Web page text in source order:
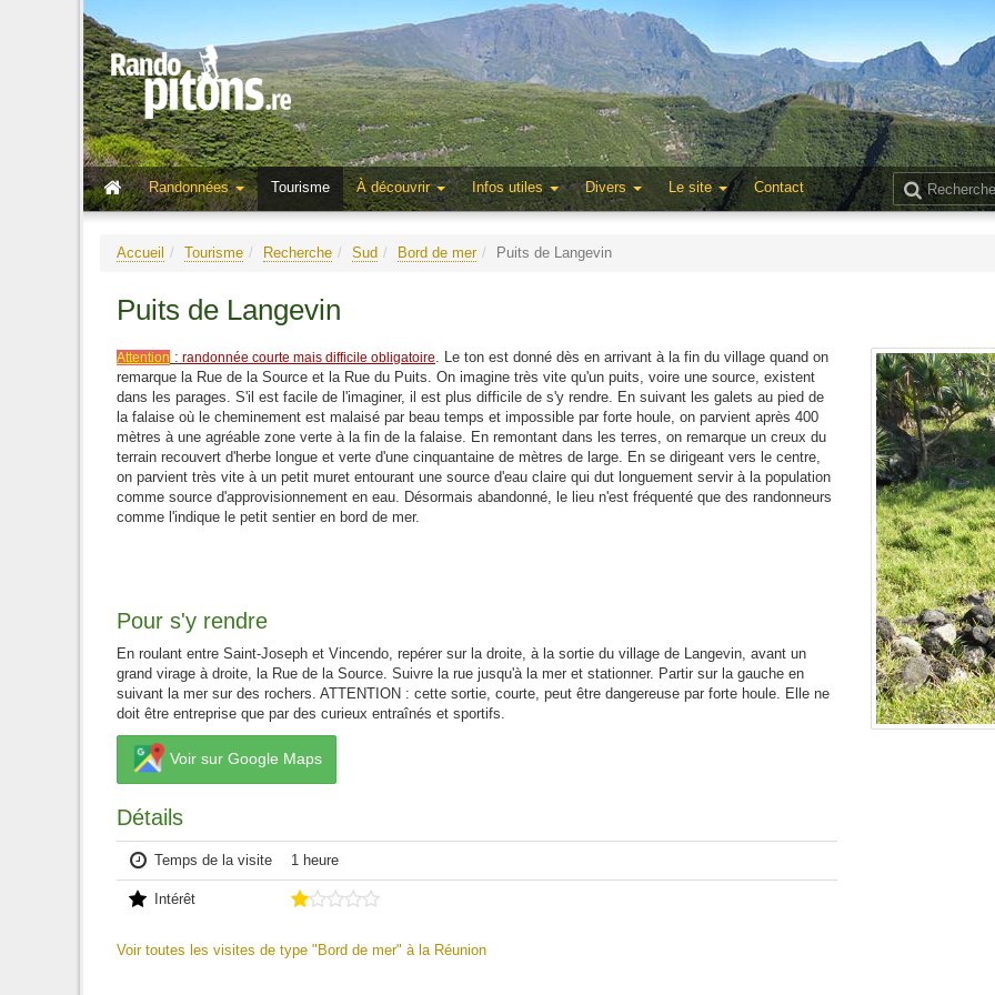
Randonnées
Tourisme À découvrir Infos utiles Divers Le site Contact
Accueil Tourisme Recherche Sud Bord de mer Puits de Langevin
Puits de Langevin
Attention : randonnée courte mais difficile obligatoire. Le ton est donné dès en arrivant à la fin du village quand on
remarque la Rue de la Source et la Rue du Puits. On imagine très vite qu'un puits, voire une source, existent
dans les parages. S'il est facile de l'imaginer, il est plus difficile de s'y rendre. En suivant les galets au pied de
la falaise où le cheminement est malaisé par beau temps et impossible par forte houle, on parvient après 400
mètres à une agréable zone verte à la fin de la falaise. En remontant dans les terres, on remarque un creux du
terrain recouvert d'herbe longue et verte d'une cinquantaine de mètres de large. En se dirigeant vers le centre,
on parvient très vite à un petit muret entourant une source d'eau claire qui dut longuement servir à la population
comme source d'approvisionnement en eau. Désormais abandonné, le lieu n'est fréquenté que des randonneurs
comme l'indique le petit sentier en bord de mer.
Pour s'y rendre
En roulant entre Saint-Joseph et Vincendo, repérer sur la droite, à la sortie du village de Langevin, avant un
grand virage à droite, la Rue de la Source. Suivre la rue jusqu'à la mer et stationner. Partir sur la gauche en
suivant la mer sur des rochers. ATTENTION : cette sortie, courte, peut être dangereuse par forte houle. Elle ne
doit être entreprise que par des curieux entraînés et sportifs.
Voir sur Google Maps
Détails
Temps de la visite 1 heure
Intérêt
Voir toutes les visites de type "Bord de mer" à la Réunion